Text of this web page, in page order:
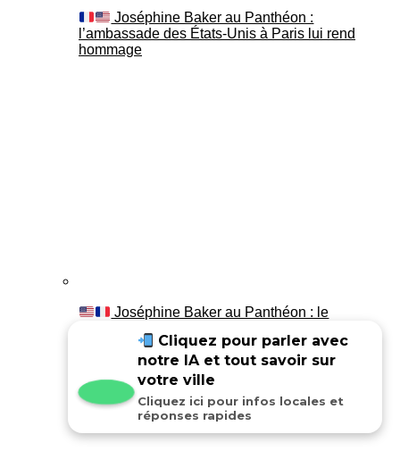
Joséphine Baker au Panthéon :
l’ambassade des États-Unis à Paris lui rend
hommage
Joséphine Baker au Panthéon : le
Cliquez pour parler avec
notre IA et tout savoir sur
votre ville
Cliquez ici pour infos locales et
réponses rapides